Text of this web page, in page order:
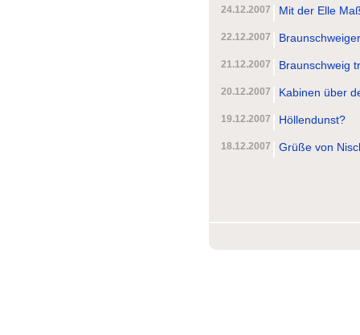
24.12.2007 Mit der Elle
22.12.2007
21.12.2007 Braunschweig
20.12.2007 Kabinen über
19.12.2007 Höllendunst?
18.12.2007 Grüße von